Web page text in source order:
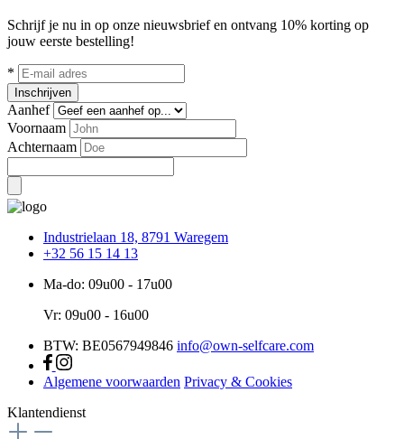
Schrijf je nu in op onze nieuwsbrief en ontvang 10% korting op
jouw eerste bestelling!
*
Inschrijven
Aanhef
Voornaam
Achternaam
Industrielaan 18, 8791 Waregem
+32 56 15 14 13
Ma-do: 09u00 - 17u00
Vr: 09u00 - 16u00
BTW: BE0567949846 info@own-selfcare.com
Algemene voorwaarden Privacy & Cookies
Klantendienst